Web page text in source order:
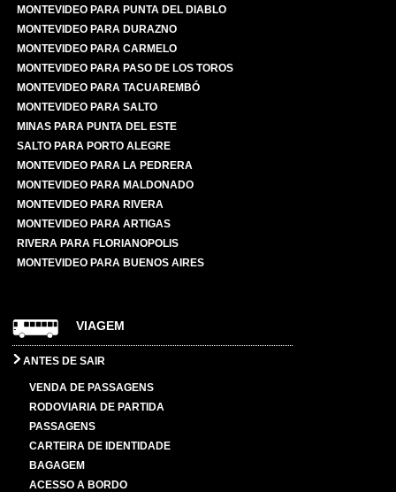
MONTEVIDEO PARA PUNTA DEL DIABLO
MONTEVIDEO PARA DURAZNO
MONTEVIDEO PARA CARMELO
MONTEVIDEO PARA PASO DE LOS TOROS
MONTEVIDEO PARA TACUAREMBÓ
MONTEVIDEO PARA SALTO
MINAS PARA PUNTA DEL ESTE
SALTO PARA PORTO ALEGRE
MONTEVIDEO PARA LA PEDRERA
MONTEVIDEO PARA MALDONADO
MONTEVIDEO PARA RIVERA
MONTEVIDEO PARA ARTIGAS
RIVERA PARA FLORIANOPOLIS
MONTEVIDEO PARA BUENOS AIRES
VIAGEM
ANTES DE SAIR
VENDA DE PASSAGENS
RODOVIARIA DE PARTIDA
PASSAGENS
CARTEIRA DE IDENTIDADE
BAGAGEM
ACESSO A BORDO